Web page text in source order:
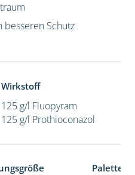
besseren Schutz
Wirkstoff
125 g/l Fluopyram
125 g/l Prothioconazol